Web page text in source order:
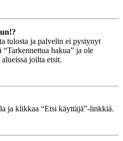
tulosta ja palvelin ei pystynyt
hakua” ja ole
joilta etsit.
ja klikkaa “Etsi käyttäjä”-linkkiä.